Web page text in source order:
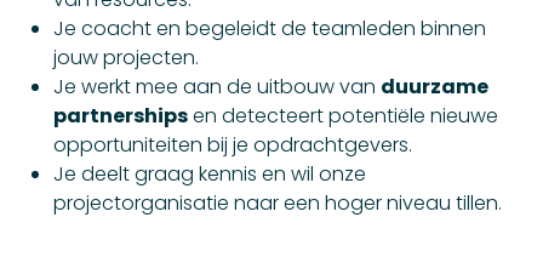
Je coacht en begeleidt de teamleden binnen
jouw projecten.
Je werkt mee aan de uitbouw van duurzame
partnershipsen detecteert potentiële nieuwe
opportuniteiten bij je opdrachtgevers.
Je deelt graag kennis en wil onze
projectorganisatie naar een hoger niveau tillen.